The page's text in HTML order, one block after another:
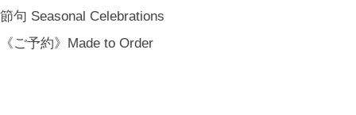
節句 Seasonal Celebrations
《ご予約》Made to Order